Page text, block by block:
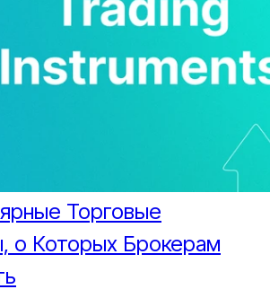
Торговые
о Которых Брокерам